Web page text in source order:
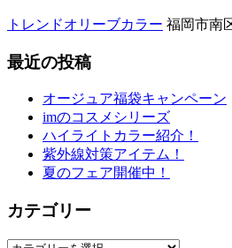
トレンドオリーブカラー 福岡市南
最近の投稿
オージュア福袋キャンペーン
imのコスメシリーズ
ハイライトカラー紹介！
紫外線対策アイテム！
夏のフェア開催中！
カテゴリー